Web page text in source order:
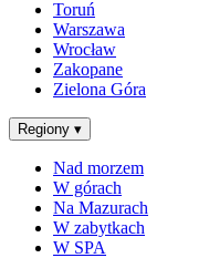
Toruń
Warszawa
Wrocław
Zakopane
Zielona Góra
Regiony ▾
Nad morzem
W górach
Na Mazurach
W zabytkach
W SPA